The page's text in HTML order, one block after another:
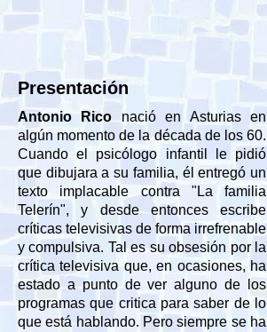
Presentación
Antonio Rico nació en Asturias en
algún momento de la década de los 60.
Cuando el psicólogo infantil le pidió
que dibujara a su familia, él entregó un
texto implacable contra "La familia
Telerín", y desde entonces escribe
críticas televisivas de forma irrefrenable
y compulsiva. Tal es su obsesión por la
crítica televisiva que, en ocasiones, ha
estado a punto de ver alguno de los
programas que critica para saber de lo
que está hablando. Pero siempre se ha